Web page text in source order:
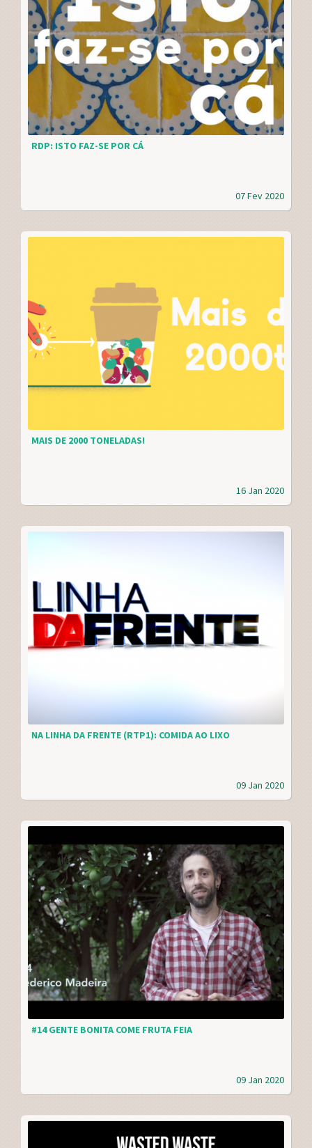
07 Fev 2020
RDP: ISTO FAZ-SE POR CÁ
16 Jan 2020
MAIS DE 2000 TONELADAS!
09 Jan 2020
NA LINHA DA FRENTE (RTP1): COMIDA AO LIXO
09 Jan 2020
#14 GENTE BONITA COME FRUTA FEIA